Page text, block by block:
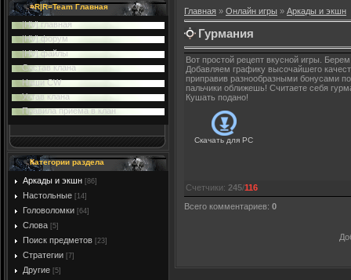
=R|R=Team Главная
|HV| главная
|HV| форум
|HV| файлы
Cостав клана
Наши CW
Устав клана
Правила приема в клан
Категории раздела
Аркады и экшн [86]
Настольные [14]
Головоломки [64]
Слова [5]
Поиск предметов [23]
Стратегии [7]
Другие [5]
Главная » Онлайн игры » Аркады и экшн
Гурмания
Вот простой рецепт вкусной игры.
Добавляем графику высочайшего
приправив разнообразными бонусами
пальчики оближешь! Считаете себя
Кушать подано!
Скачать для PC
Счетчики: 245/116
Всего комментариев: 0